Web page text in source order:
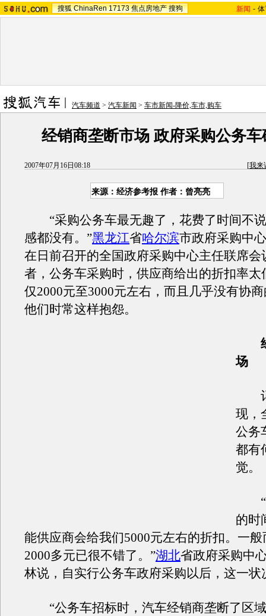
搜狐 ChinaRen 17173 焦点房地产 搜狗 新闻 -
汽车频道 > 汽车新闻 > 车市新闻-降价,车市,购车
经销商垄断市场 政府采购公务
2007年07月16日08:18 [我来
来源：经济参考报 作者：曾亮亮
“采购公务车最无趣了，花费了时间不
感都没有。”黑龙江省哈尔滨市政府采购中
在日前召开的全国政府采购中心主任联席会
者，公务车采购时，供应商给出的折扣率太
仅2000元至3000元左右，而且几乎没有协
他们时常这样抱怨。
经
场
记
现，
公务
都有
觉。
“
的时
能供应商会给我们5000元左右的折扣。一
2000多元已很不错了。”湖北省政府采购中
林说，自实行公务车政府采购以后，这一状
“公务车招标时，汽车经销商垄断了区